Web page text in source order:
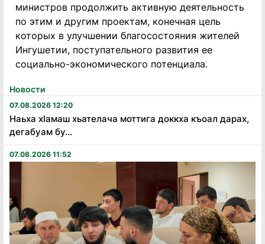
Новости
07.08.2026 12:20
Наьха хӏамаш хьателача моттига доккха къоал дарах,
дегабуам бу...
07.08.2026 11:52
министров продолжить активную деятельность
по этим и другим проектам, конечная цель
которых в улучшении благосостояния жителей
Ингушетии, поступательного развития ее
социально-экономического потенциала.